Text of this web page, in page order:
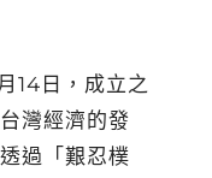
14日，成立之
灣經濟的發
過「艱忍樸